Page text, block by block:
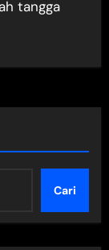
tangga
Cari